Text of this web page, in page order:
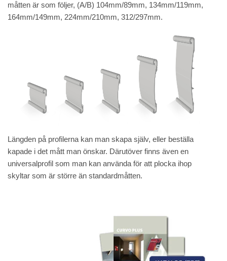
måtten är som följer, (A/B) 104mm/89mm, 134mm/119mm,
164mm/149mm, 224mm/210mm, 312/297mm.
Längden på profilerna kan man skapa själv, eller beställa
kapade i det mått man önskar. Därutöver finns även en
universalprofil som man kan använda för att plocka ihop
skyltar som är större än standardmåtten.